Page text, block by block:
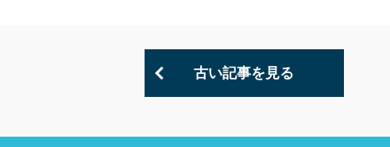
古い記事を見る